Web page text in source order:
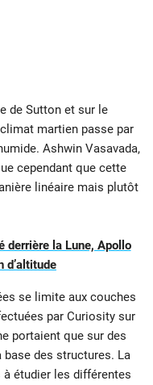
de Sutton et sur le
martien passe par
Ashwin Vasavada,
cependant que cette
linéaire mais plutôt
derrière la Lune, Apollo
d’altitude
se limite aux couches
par Curiosity sur
portaient que sur des
des structures. La
étudier les différentes